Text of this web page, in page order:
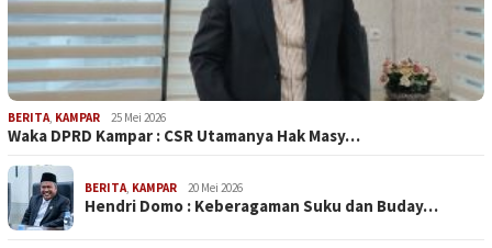
BERITA, KAMPAR 25 Mei 2026
Waka DPRD Kampar : CSR Utamanya Hak Masy…
BERITA, KAMPAR 20 Mei 2026
Hendri Domo : Keberagaman Suku dan Buday…